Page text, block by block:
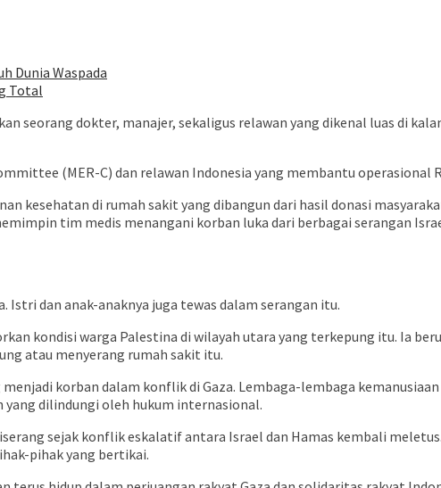
Dunia Waspada
Total
seorang dokter, manajer, sekaligus relawan yang dikenal luas di
(MER-C) dan relawan Indonesia yang membantu operasional
kesehatan di rumah sakit yang dibangun dari hasil donasi
tim medis menangani korban luka dari berbagai serangan
Istri dan anak-anaknya juga tewas dalam serangan itu.
kondisi warga Palestina di wilayah utara yang terkepung itu. Ia
atau menyerang rumah sakit itu.
korban dalam konflik di Gaza. Lembaga-lembaga
dilindungi oleh hukum internasional.
sejak konflik eskalatif antara Israel dan Hamas kembali
pihak yang bertikai.